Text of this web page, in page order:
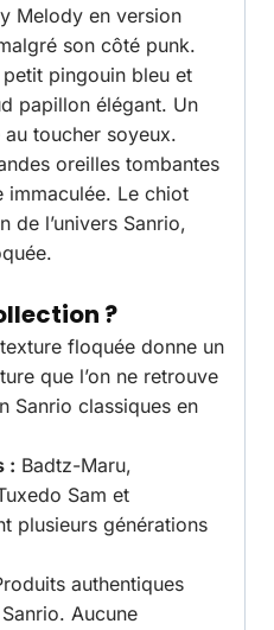
Melody en version
son côté punk.
petit pingouin bleu et
papillon élégant. Un
toucher soyeux.
oreilles tombantes
immaculée. Le chiot
de l’univers Sanrio,
?
floquée donne un
que l’on ne retrouve
Sanrio classiques en
: Badtz-Maru,
Sam et
plusieurs générations
authentiques
Aucune